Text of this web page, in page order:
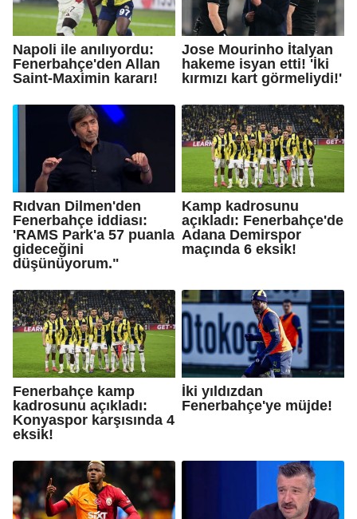
Napoli ile anılıyordu:
Fenerbahçe'den Allan
Saint-Maximin kararı!
Jose Mourinho İtalyan
hakeme isyan etti! 'İki
kırmızı kart görmeliydi!'
Rıdvan Dilmen'den
Fenerbahçe iddiası:
'RAMS Park'a 57 puanla
gideceğini
düşünüyorum."
Kamp kadrosunu
açıkladı: Fenerbahçe'de
Adana Demirspor
maçında 6 eksik!
Fenerbahçe kamp
kadrosunu açıkladı:
Konyaspor karşısında 4
eksik!
İki yıldızdan
Fenerbahçe'ye müjde!